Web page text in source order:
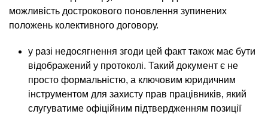
можливість дострокового поновлення зупинених
положень колективного договору.
у разі недосягнення згоди цей факт також має бути
відображений у протоколі. Такий документ є не
просто формальністю, а ключовим юридичним
інструментом для захисту прав працівників, який
слугуватиме офіційним підтвердженням позиції